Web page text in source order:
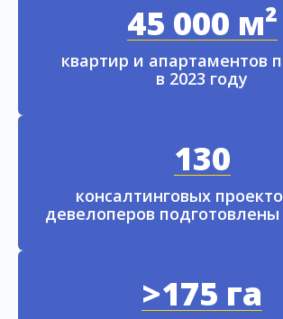
45 000 м²
квартир и апартаментов
в 2023 году
130
консалтинговых
девелоперов подготовлены
>175 га